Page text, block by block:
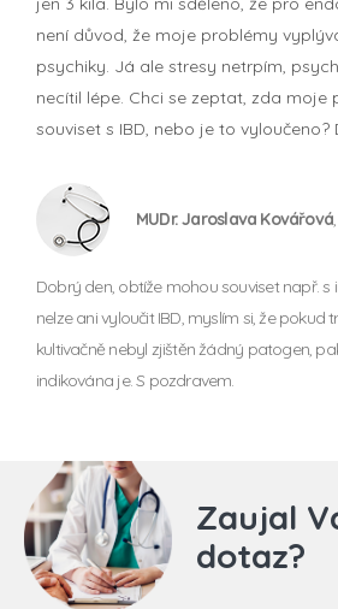
není důvod, že moje problémy
psychiky. Já ale stresy netrpím,
necítil lépe. Chci se zeptat, zda moje
souviset s IBD, nebo je to vyloučeno?
MUDr. Jaroslava Kovářová
Dobrý den, obtíže mohou souviset např. s
nelze ani vyloučit IBD, myslím si, že pokud
kultivačně nebyl zjištěn žádný patogen,
indikována je. S pozdravem.
Zaujal
dotaz?